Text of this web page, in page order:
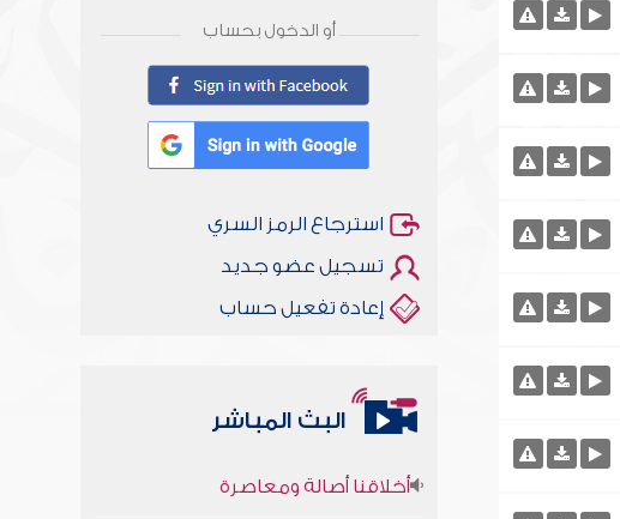
أو الدخول بحساب
استرجاع الرمز السري
تسجيل عضو جديد
إعادة تفعيل حساب
البث المباشر